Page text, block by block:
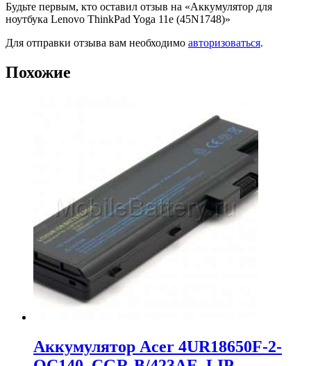
Будьте первым, кто оставил отзыв на «Аккумулятор для
ноутбука Lenovo ThinkPad Yoga 11e (45N1748)»
Для отправки отзыва вам необходимо авторизоваться.
Похожие
Аккумулятор Acer 4UR18650F-2-